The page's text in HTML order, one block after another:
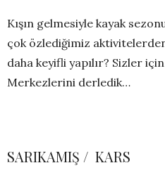
Kışın gelmesiyle kayak
çok özlediğimiz
daha keyifli yapılır? Sizler
Merkezlerini derledik…
SARIKAMIŞ / KARS